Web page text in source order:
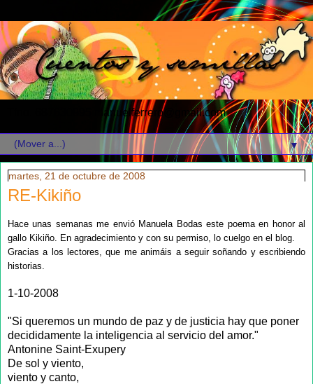
Tfno. 687630995 manuelferrero@gmail.com
▼
martes, 21 de octubre de 2008
RE-Kikiño
Hace unas semanas me envió Manuela Bodas este poema en honor al
gallo Kikiño. En agradecimiento y con su permiso, lo cuelgo en el blog.
Gracias a los lectores, que me animáis a seguir soñando y escribiendo
historias.
1-10-2008
"Si queremos un mundo de paz y de justicia hay que poner
decididamente la inteligencia al servicio del amor."
Antonine Saint-Exupery
De sol y viento,
viento y canto,